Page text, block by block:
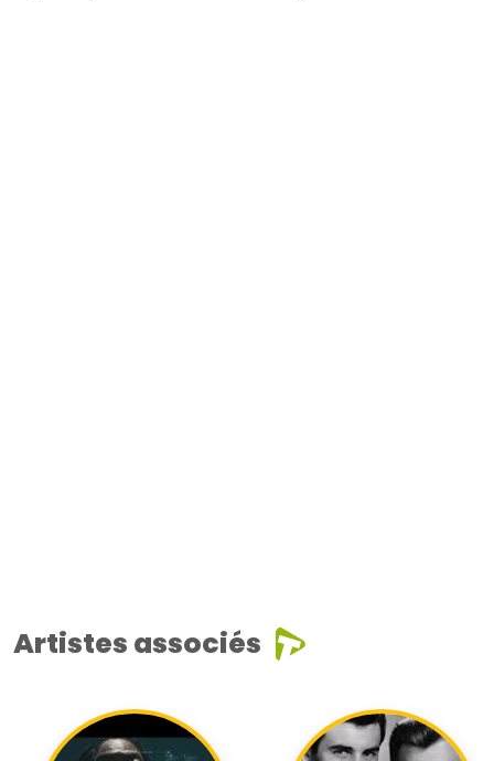
Artistes associés